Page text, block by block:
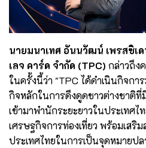
นายมนาเทศ อันนวัฒน์ เพรสซิเ
เลจ คาร์ด จำกัด (TPC) กล่าวถึง
ในครั้งนี้ว่า "TPC ได้ดำเนินกิจกา
กิจหลักในการดึงดูดชาวต่างชาติ
เข้ามาพำนักระยะยาวในประเทศไ
เศรษฐกิจการท่องเที่ยว พร้อมเส
ประเทศไทยในการเป็นจุดหมายป